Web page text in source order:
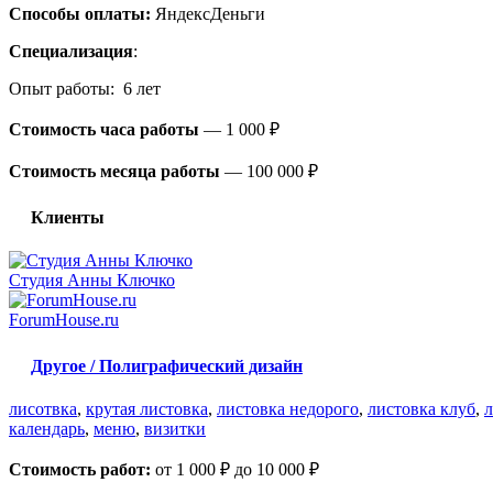
Способы оплаты: ЯндексДеньги
Специализация:
Опыт работы: 6 лет
Стоимость часа работы — 1 000 ₽
Стоимость месяца работы — 100 000 ₽
Клиенты
Студия Анны Ключко
ForumHouse.ru
Другое / Полиграфический дизайн
лисотвка, крутая листовка, листовка недорого, листовка клуб,
календарь, меню, визитки
Стоимость работ: от 1 000 ₽ до 10 000 ₽